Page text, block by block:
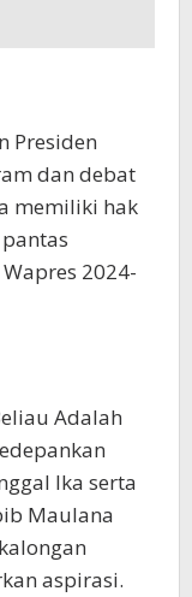
Presiden
dan debat
memiliki hak
2024-
Adalah
Ika serta
Maulana
aspirasi.